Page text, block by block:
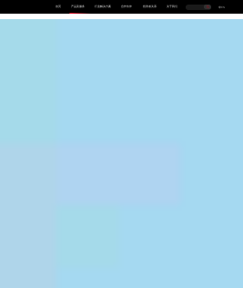
首页 产品及服务 行业解决方案 合作伙伴 投资者关系 关于我们 中EN